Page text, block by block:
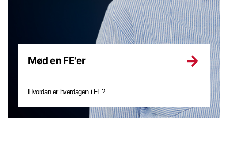
Mød en FE'er
Hvordan er hverdagen i FE?